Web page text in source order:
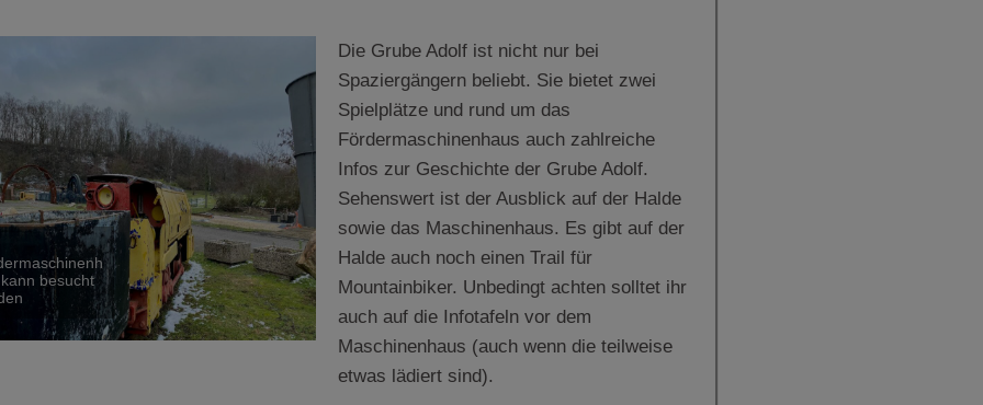
besucht
Die Grube Adolf ist nicht nur bei
Spaziergängern beliebt. Sie bietet zwei
Spielplätze und rund um das
Fördermaschinenhaus auch zahlreiche
Infos zur Geschichte der Grube Adolf.
Sehenswert ist der Ausblick auf der Halde
sowie das Maschinenhaus. Es gibt auf der
Halde auch noch einen Trail für
Mountainbiker. Unbedingt achten solltet ihr
auch auf die Infotafeln vor dem
Maschinenhaus (auch wenn die teilweise
etwas lädiert sind).